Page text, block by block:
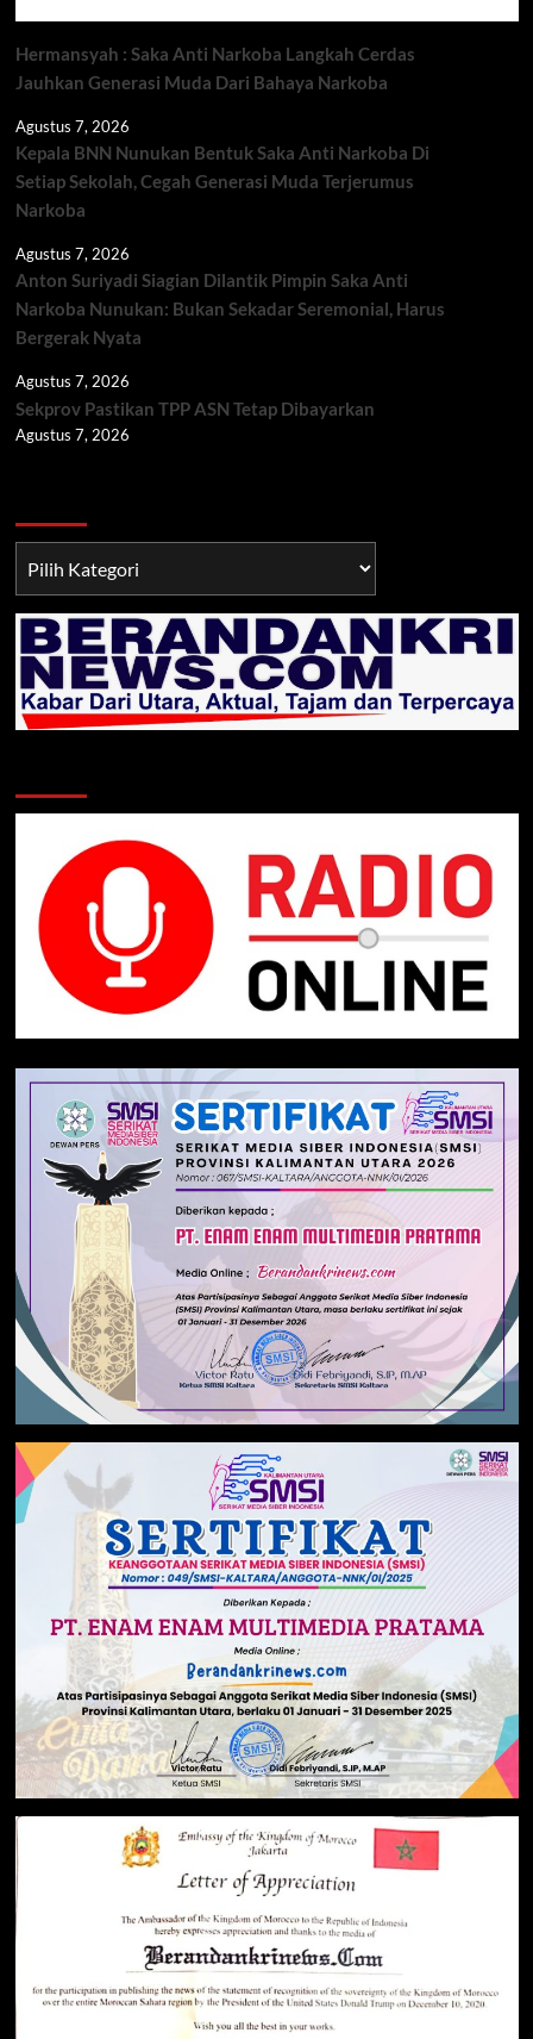
Hermansyah : Saka Anti Narkoba Langkah Cerdas
Jauhkan Generasi Muda Dari Bahaya Narkoba
Agustus 7, 2026
Kepala BNN Nunukan Bentuk Saka Anti Narkoba Di
Setiap Sekolah, Cegah Generasi Muda Terjerumus
Narkoba
Agustus 7, 2026
Anton Suriyadi Siagian Dilantik Pimpin Saka Anti
Narkoba Nunukan: Bukan Sekadar Seremonial, Harus
Bergerak Nyata
Agustus 7, 2026
Sekprov Pastikan TPP ASN Tetap Dibayarkan
Agustus 7, 2026
TNI/POLRI